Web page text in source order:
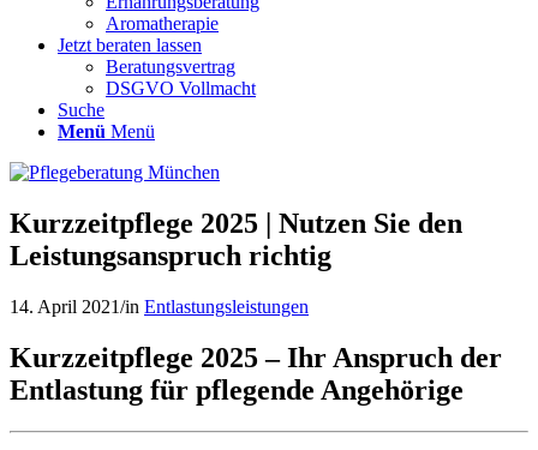
Aromatherapie
Jetzt beraten lassen
Beratungsvertrag
DSGVO Vollmacht
Suche
Menü Menü
Kurzzeitpflege 2025 | Nutzen Sie den
Leistungsanspruch richtig
14. April 2021/in Entlastungsleistungen
Kurzzeitpflege 2025 – Ihr Anspruch der
Entlastung für pflegende Angehörige